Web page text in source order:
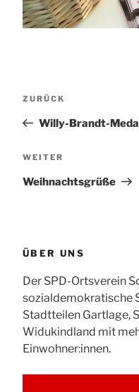
Vorheriger
ZURÜCK
Willy-Brandt-
Nächster
WEITER
Weihnachtsgrüße
ÜBER UNS
Der SPD-Ortsverein
sozialdemokratische
Stadtteilen Gartlage,
Widukindland mit
Einwohner:innen.